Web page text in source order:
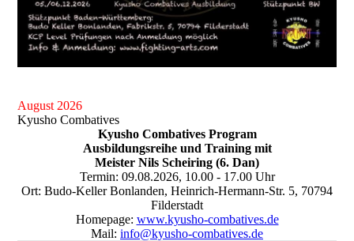
August 2026
Kyusho Combatives
Kyusho Combatives Program
Ausbildungsreihe und Training mit
Meister Nils Scheiring (6. Dan)
Termin: 09.08.2026, 10.00 - 17.00 Uhr
Ort: Budo-Keller Bonlanden, Heinrich-Hermann-Str. 5, 70794
Filderstadt
Homepage: www.kyusho-combatives.de
Mail: info@kyusho-combatives.de